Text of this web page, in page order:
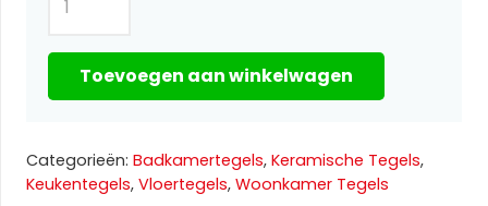
Full
aantal
Toevoegen aan winkelwagen
Categorieën: Badkamertegels, Keramische Tegels,
Keukentegels, Vloertegels, Woonkamer Tegels